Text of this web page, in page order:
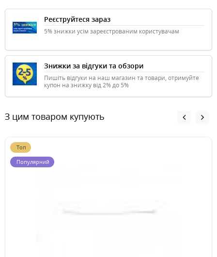
Реєструйтеся зараз
5% знижки усім зареєстрованим користувачам
Знижки за відгуки та обзори
Пишіть відгуки на наш магазин та товари, отримуйте
купон на знижку від 2% до 5%
З цим товаром купують
Топ
Популярний